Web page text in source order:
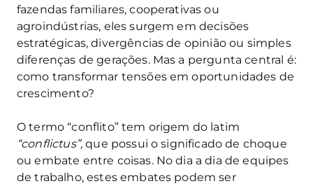
fazendas familiares, cooperativas ou
agroindústrias, eles surgem em decisões
estratégicas, divergências de opinião ou simples
diferenças de gerações. Mas a pergunta central é:
como transformar tensões em oportunidades de
crescimento?
O termo “conflito” tem origem do latim
“conflictus”, que possui o significado de choque
ou embate entre coisas. No dia a dia de equipes
de trabalho, estes embates podem ser